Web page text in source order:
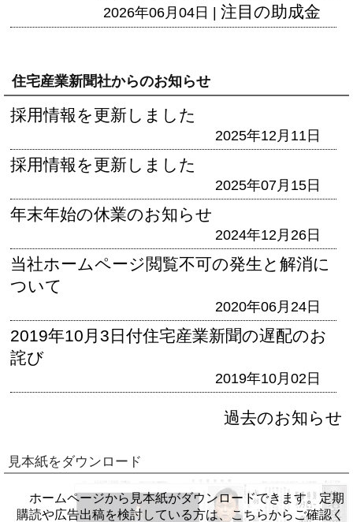
2026年06月04日 | 注目の助成金
住宅産業新聞社からのお知らせ
採用情報を更新しました
2025年12月11日
採用情報を更新しました
2025年07月15日
年末年始の休業のお知らせ
2024年12月26日
当社ホームページ閲覧不可の発生と解消に
ついて
2020年06月24日
2019年10月3日付住宅産業新聞の遅配のお
詫び
2019年10月02日
過去のお知らせ
見本紙をダウンロード
ホームページから見本紙がダウンロードできます。定期
購読や広告出稿を検討している方は、こちらからご確認く